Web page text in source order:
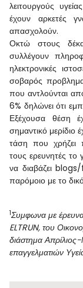
λειτουργούς
έχουν αρκετές
απασχολούν.
Οκτώ στους
συλλέγουν
ηλεκτρονικές
σοβαρός
που αντλούνται από
6% δηλώνει ότι
Εξέχουσα θέση
σημαντικό
τάση που χρήζει
τους ερευνητές το
να διαβάζει
παρόμοιο με το
1Συμφωνα με έρευνα
ELTRUN, του
διάστημα
επαγγελματιών